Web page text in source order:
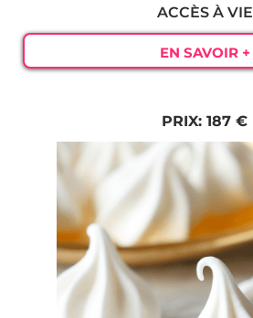
ACCÈS À VIE
EN SAVOIR +
PRIX: 187 €